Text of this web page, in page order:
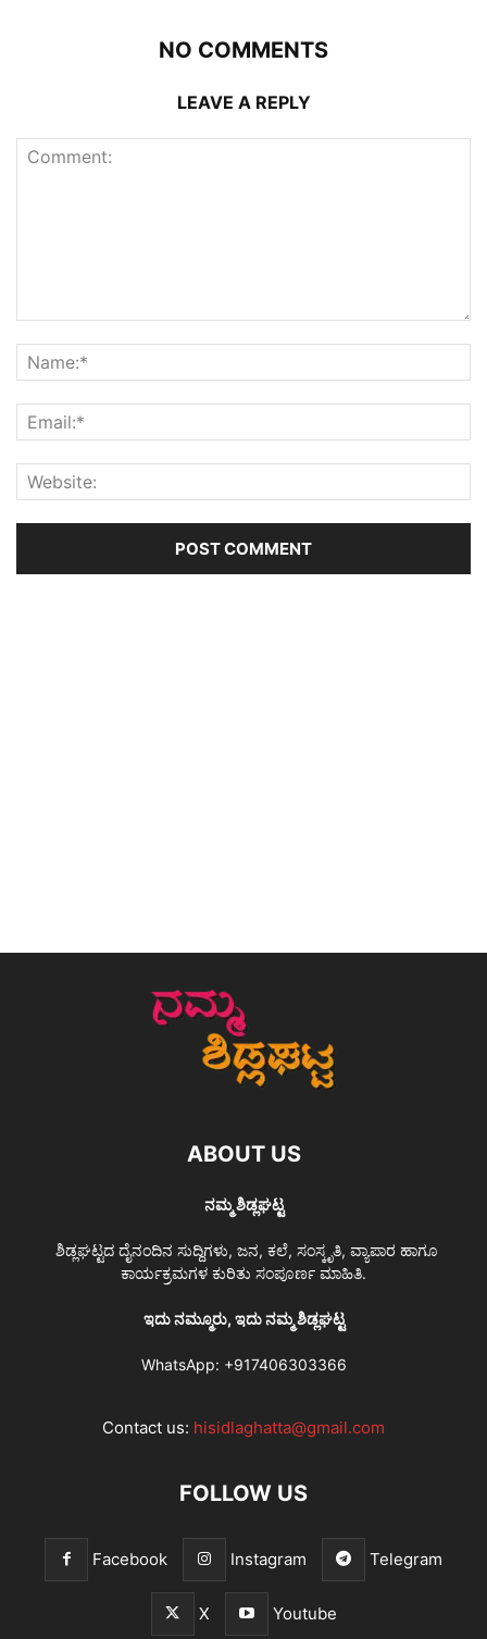
NO COMMENTS
LEAVE A REPLY
ABOUT US
ನಮ್ಮ ಶಿಡ್ಲಘಟ್ಟ
ಶಿಡ್ಲಘಟ್ಟದ ದೈನಂದಿನ ಸುದ್ದಿಗಳು, ಜನ, ಕಲೆ, ಸಂಸ್ಕೃತಿ, ವ್ಯಾಪಾರ ಹಾಗೂ
ಕಾರ್ಯಕ್ರಮಗಳ ಕುರಿತು ಸಂಪೂರ್ಣ ಮಾಹಿತಿ.
ಇದು ನಮ್ಮೂರು, ಇದು ನಮ್ಮ ಶಿಡ್ಲಘಟ್ಟ
WhatsApp: +917406303366
Contact us: hisidlaghatta@gmail.com
FOLLOW US
Facebook Instagram Telegram
X Youtube